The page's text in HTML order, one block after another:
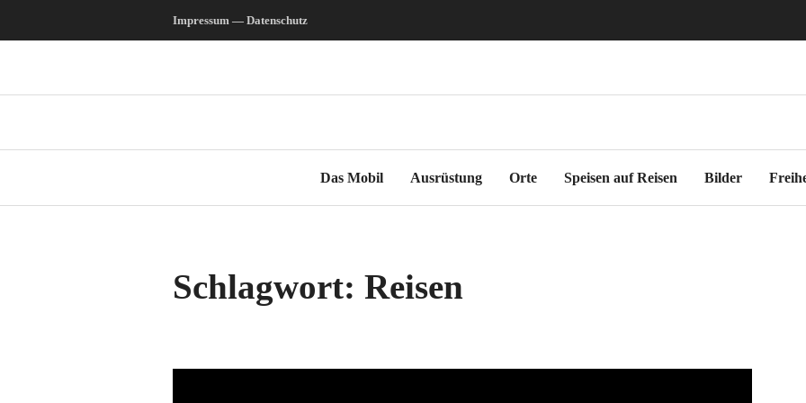
Inhalt
Impressum — Datenschutz
Das Mobil Ausrüstung Orte Speisen auf Reisen Bilder
Schlagwort: Reisen